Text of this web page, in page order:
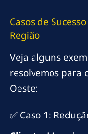
Casos de
Região
Veja alguns
resolvemos para
Oeste:
✅ Caso 1: